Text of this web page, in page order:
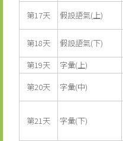
第17天
假設語氣(上)
第18天
假設語氣(下)
第19天
字彙(上)
第20天
字彙(中)
第21天 字彙(下)